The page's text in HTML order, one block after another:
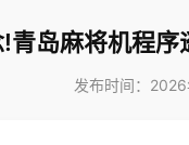
青岛麻将机程
发布时间：